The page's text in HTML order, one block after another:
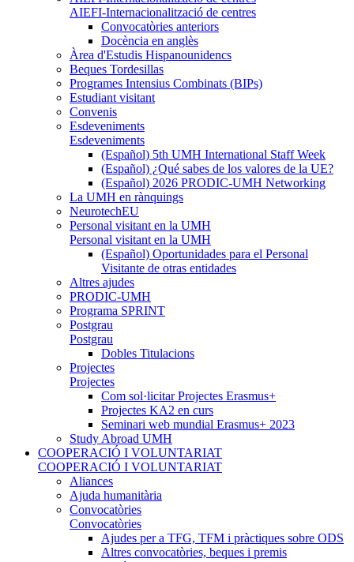
AIEFI-Internacionalització de centres
Convocatòries anteriors
Docència en anglès
Àrea d'Estudis Hispanounidencs
Beques Tordesillas
Programes Intensius Combinats (BIPs)
Estudiant visitant
Convenis
Esdeveniments
Esdeveniments
(Español) 5th UMH International Staff Week
(Español) ¿Qué sabes de los valores de la UE?
(Español) 2026 PRODIC-UMH Networking
La UMH en rànquings
NeurotechEU
Personal visitant en la UMH
Personal visitant en la UMH
(Español) Oportunidades para el Personal
Visitante de otras entidades
Altres ajudes
PRODIC-UMH
Programa SPRINT
Postgrau
Postgrau
Dobles Titulacions
Projectes
Projectes
Com sol·licitar Projectes Erasmus+
Projectes KA2 en curs
Seminari web mundial Erasmus+ 2023
Study Abroad UMH
COOPERACIÓ I VOLUNTARIAT
COOPERACIÓ I VOLUNTARIAT
Aliances
Ajuda humanitària
Convocatòries
Convocatòries
Ajudes per a TFG, TFM i pràctiques sobre ODS
Altres convocatòries, beques i premis